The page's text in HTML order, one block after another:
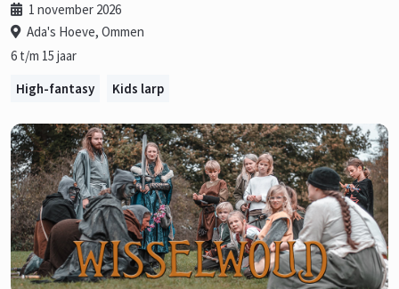
1 november 2026
Ada's Hoeve, Ommen
6 t/m 15 jaar
High-fantasy
Kids larp